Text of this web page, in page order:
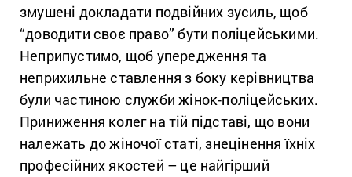
змушені докладати подвійних зусиль, щоб
“доводити своє право” бути поліцейськими.
Неприпустимо, щоб упередження та
неприхильне ставлення з боку керівництва
були частиною служби жінок-поліцейських.
Приниження колег на тій підставі, що вони
належать до жіночої статі, знецінення їхніх
професійних якостей – це найгірший